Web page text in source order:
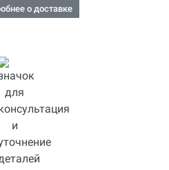
о доставке